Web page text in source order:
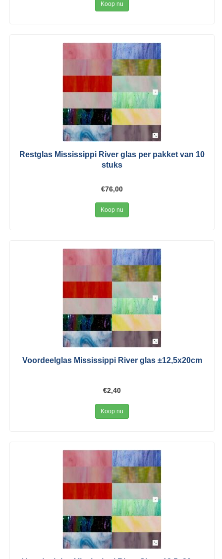
Koop nu
Restglas Mississippi River glas per pakket van 10
stuks
€76,00
Koop nu
Voordeelglas Mississippi River glas ±12,5x20cm
€2,40
Koop nu